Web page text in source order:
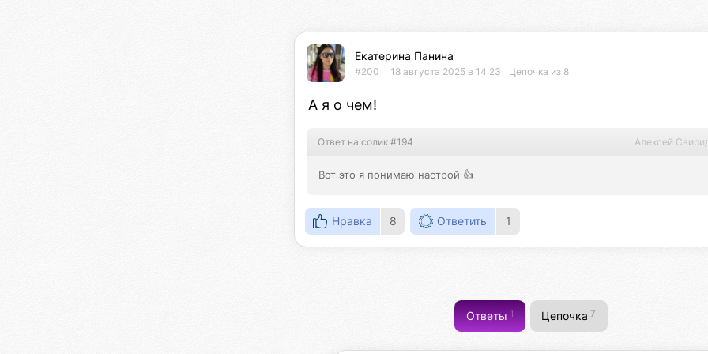
Екатерина Панина
#200 18 августа 2025 в 14:23 Цепочка из 8
А я о чем!
Ответ на солик #194 Алексей
Вот это я понимаю настрой 👍
Нравка 8 Ответить 1
Ответы1 Цепочка7